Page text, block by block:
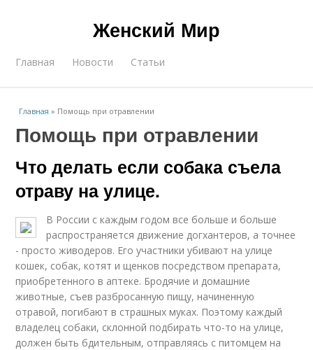
Женский Мир
Главная Новости Статьи
Главная » Помощь при отравлении
Помощь при отравлении
Что делать если собака съела
отраву на улице.
В России с каждым годом все больше и больше
распространяется движение догхантеров, а точнее
- просто живодеров. Его участники убивают на улице
кошек, собак, котят и щенков посредством препарата,
приобретенного в аптеке. Бродячие и домашние
животные, съев разбросанную пищу, начиненную
отравой, погибают в страшных муках. Поэтому каждый
владелец собаки, склонной подбирать что-то на улице,
должен быть бдительным, отправляясь с питомцем на